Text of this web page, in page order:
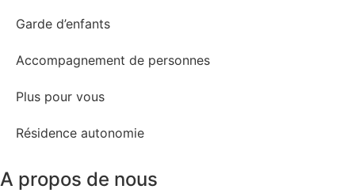
Garde d’enfants
Accompagnement de personnes
Plus pour vous
Résidence autonomie
A propos de nous